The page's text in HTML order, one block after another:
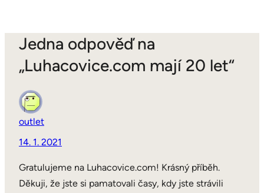
Jedna odpověď na
„Luhacovice.com mají 20 let“
outlet
14. 1. 2021
Gratulujeme na Luhacovice.com! Krásný příběh.
Děkuji, že jste si pamatovali časy, kdy jste strávili